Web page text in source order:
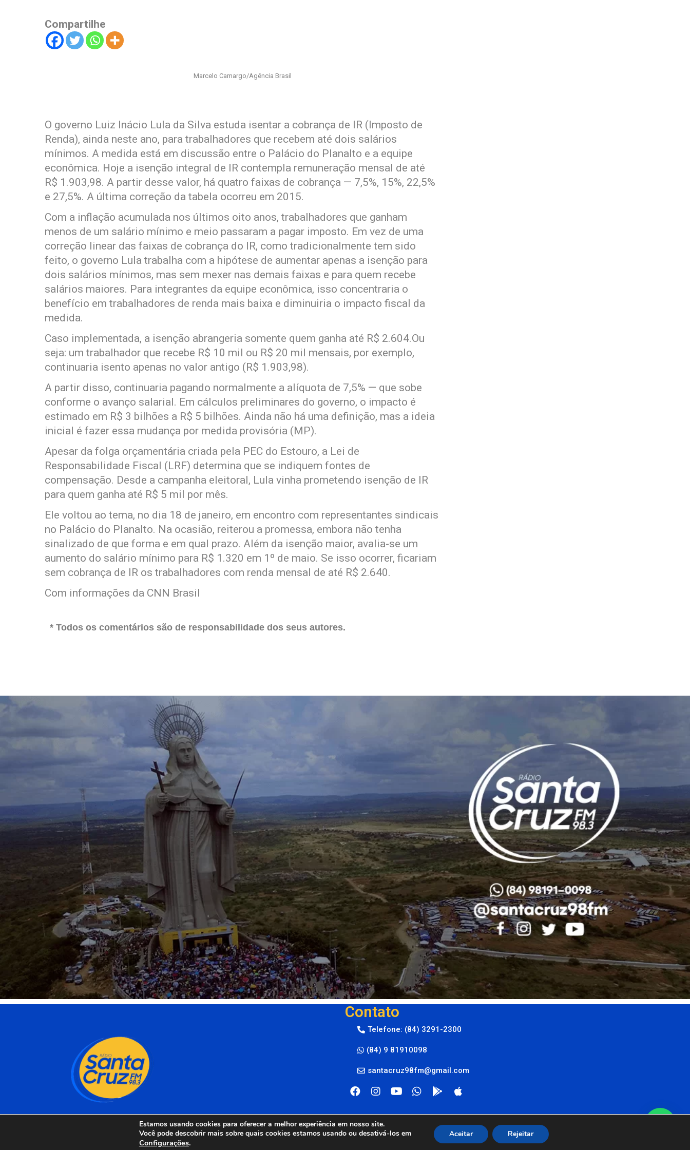
Compartilhe
Marcelo Camargo/Agência Brasil
O governo Luiz Inácio Lula da Silva estuda isentar a cobrança de IR (Imposto de
Renda), ainda neste ano, para trabalhadores que recebem até dois salários
mínimos. A medida está em discussão entre o Palácio do Planalto e a equipe
econômica. Hoje a isenção integral de IR contempla remuneração mensal de até
R$ 1.903,98. A partir desse valor, há quatro faixas de cobrança — 7,5%, 15%, 22,5%
e 27,5%. A última correção da tabela ocorreu em 2015.
Com a inflação acumulada nos últimos oito anos, trabalhadores que ganham
menos de um salário mínimo e meio passaram a pagar imposto. Em vez de uma
correção linear das faixas de cobrança do IR, como tradicionalmente tem sido
feito, o governo Lula trabalha com a hipótese de aumentar apenas a isenção para
dois salários mínimos, mas sem mexer nas demais faixas e para quem recebe
salários maiores. Para integrantes da equipe econômica, isso concentraria o
benefício em trabalhadores de renda mais baixa e diminuiria o impacto fiscal da
medida.
Caso implementada, a isenção abrangeria somente quem ganha até R$ 2.604.Ou
seja: um trabalhador que recebe R$ 10 mil ou R$ 20 mil mensais, por exemplo,
continuaria isento apenas no valor antigo (R$ 1.903,98).
A partir disso, continuaria pagando normalmente a alíquota de 7,5% — que sobe
conforme o avanço salarial. Em cálculos preliminares do governo, o impacto é
estimado em R$ 3 bilhões a R$ 5 bilhões. Ainda não há uma definição, mas a ideia
inicial é fazer essa mudança por medida provisória (MP).
Apesar da folga orçamentária criada pela PEC do Estouro, a Lei de
Responsabilidade Fiscal (LRF) determina que se indiquem fontes de
compensação. Desde a campanha eleitoral, Lula vinha prometendo isenção de IR
para quem ganha até R$ 5 mil por mês.
Ele voltou ao tema, no dia 18 de janeiro, em encontro com representantes sindicais
no Palácio do Planalto. Na ocasião, reiterou a promessa, embora não tenha
sinalizado de que forma e em qual prazo. Além da isenção maior, avalia-se um
aumento do salário mínimo para R$ 1.320 em 1º de maio. Se isso ocorrer, ficariam
sem cobrança de IR os trabalhadores com renda mensal de até R$ 2.640.
Com informações da CNN Brasil
* Todos os comentários são de responsabilidade dos seus autores.
Contato
Telefone: (84) 3291-2300
(84) 9 81910098
santacruz98fm@gmail.com
Rádio Santa Cruz 98 FM © 2024
Estamos usando cookies para oferecer a melhor experiência em nosso site.
Você pode descobrir mais sobre quais cookies estamos usando ou desativá-los em
Configurações.
Aceitar Rejeitar